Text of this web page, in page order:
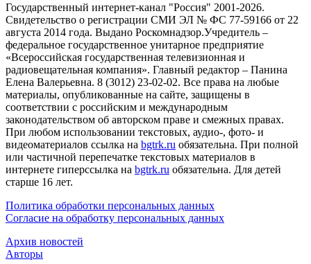
Государственный интернет-канал "Россия" 2001-2026.
Cвидетельство о регистрации СМИ ЭЛ № ФС 77-59166 от 22
августа 2014 года. Выдано Роскомнадзор.Учредитель –
федеральное государственное унитарное предприятие
«Всероссийская государственная телевизионная и
радиовещательная компания». Главный редактор – Панина
Елена Валерьевна. 8 (3012) 23-02-02. Все права на любые
материалы, опубликованные на сайте, защищены в
соответствии с российским и международным
законодательством об авторском праве и смежных правах.
При любом использовании текстовых, аудио-, фото- и
видеоматериалов ссылка на bgtrk.ru обязательна. При полной
или частичной перепечатке текстовых материалов в
интернете гиперссылка на bgtrk.ru обязательна. Для детей
старше 16 лет.
Политика обработки персональных данных
Согласие на обработку персональных данных
Архив новостей
Авторы